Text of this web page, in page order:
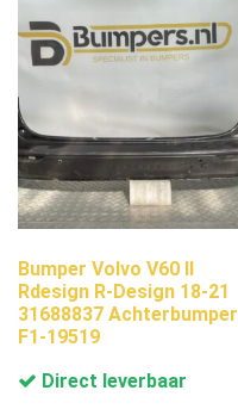
Bumper Volvo V60 II
Rdesign R-Design 18-21
31688837 Achterbumper
F1-19519
Direct leverbaar